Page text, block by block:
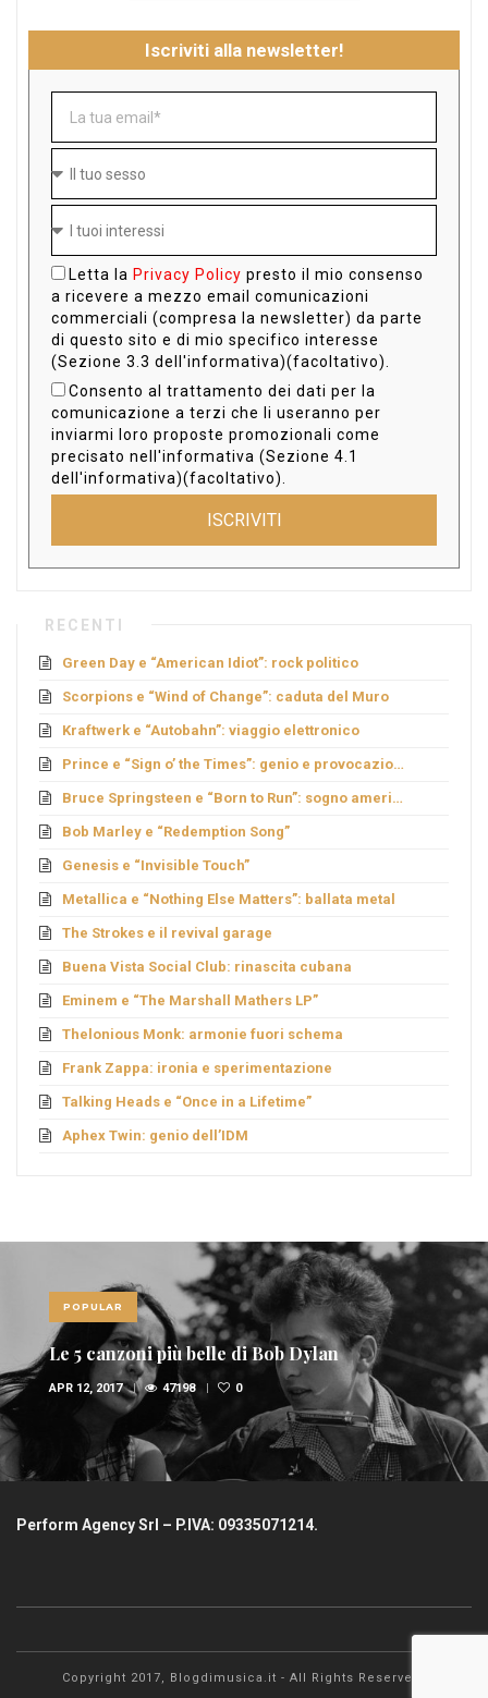
Iscriviti alla newsletter!
Letta la Privacy Policy presto il mio consenso
a ricevere a mezzo email comunicazioni
commerciali (compresa la newsletter) da parte
di questo sito e di mio specifico interesse
(Sezione 3.3 dell'informativa)(facoltativo).
Consento al trattamento dei dati per la
comunicazione a terzi che li useranno per
inviarmi loro proposte promozionali come
precisato nell'informativa (Sezione 4.1
dell'informativa)(facoltativo).
ISCRIVITI
RECENTI
Green Day e “American Idiot”: rock politico
Scorpions e “Wind of Change”: caduta del Muro
Kraftwerk e “Autobahn”: viaggio elettronico
Prince e “Sign o’ the Times”: genio e provocazione
Bruce Springsteen e “Born to Run”: sogno americano
Bob Marley e “Redemption Song”
Genesis e “Invisible Touch”
Metallica e “Nothing Else Matters”: ballata metal
The Strokes e il revival garage
Buena Vista Social Club: rinascita cubana
Eminem e “The Marshall Mathers LP”
Thelonious Monk: armonie fuori schema
Frank Zappa: ironia e sperimentazione
Talking Heads e “Once in a Lifetime”
Aphex Twin: genio dell’IDM
POPULAR
Le 5 canzoni più belle di Bob Dylan
APR 12, 2017 47198 0
Perform Agency Srl – P.IVA: 09335071214.
Copyright 2017, Blogdimusica.it - All Rights Reserved.